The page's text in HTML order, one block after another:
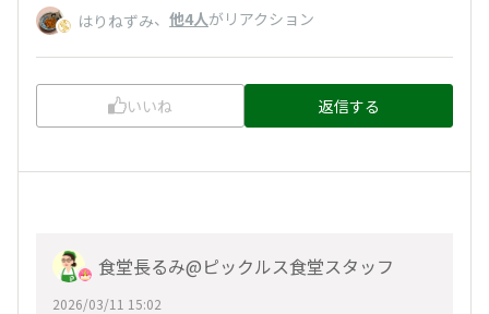
はりねずみ、 他4人がリアクション
いいね 返信する
食堂長るみ@ピックルス食堂スタッフ
2026/03/11 15:02